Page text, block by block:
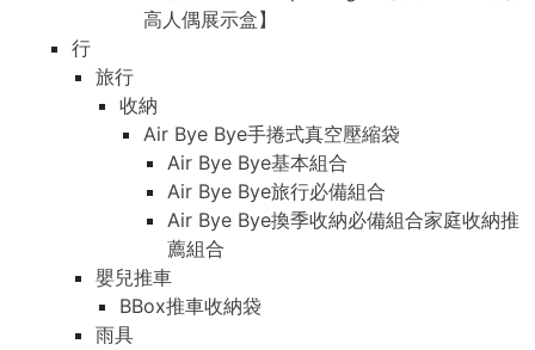
高人偶展示盒】
行
旅行
收納
Air Bye Bye手捲式真空壓縮袋
Air Bye Bye基本組合
Air Bye Bye旅行必備組合
Air Bye Bye換季收納必備組合家庭收納推
薦組合
嬰兒推車
BBox推車收納袋
雨具